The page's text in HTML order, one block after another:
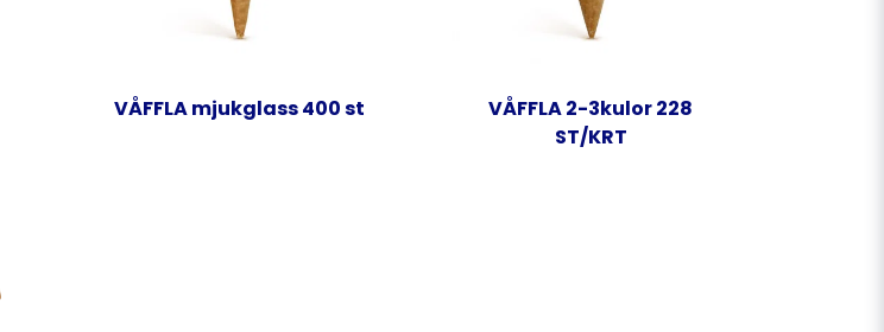
VÅFFLA mjukglass 400 st
VÅFFLA 2-3kulor 228
ST/KRT